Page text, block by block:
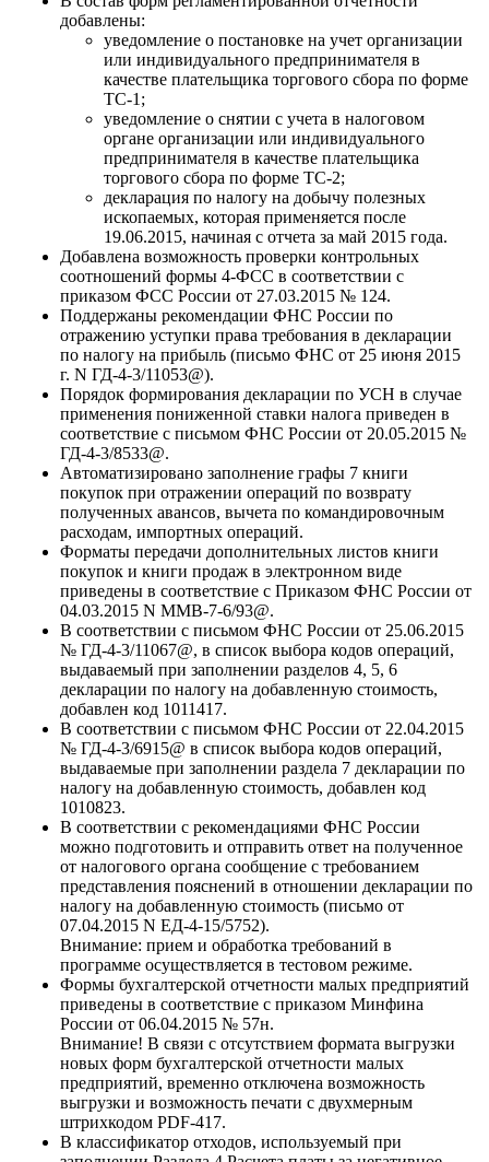
добавлены:
уведомление о постановке на учет организации
или индивидуального предпринимателя в
качестве плательщика торгового сбора по форме
ТС-1;
уведомление о снятии с учета в налоговом
органе организации или индивидуального
предпринимателя в качестве плательщика
торгового сбора по форме ТС-2;
декларация по налогу на добычу полезных
ископаемых, которая применяется после
19.06.2015, начиная с отчета за май 2015 года.
Добавлена возможность проверки контрольных
соотношений формы 4-ФСС в соответствии с
приказом ФСС России от 27.03.2015 № 124.
Поддержаны рекомендации ФНС России по
отражению уступки права требования в декларации
по налогу на прибыль (письмо ФНС от 25 июня 2015
г. N ГД-4-3/11053@).
Порядок формирования декларации по УСН в случае
применения пониженной ставки налога приведен в
соответствие с письмом ФНС России от 20.05.2015 №
ГД-4-3/8533@.
Автоматизировано заполнение графы 7 книги
покупок при отражении операций по возврату
полученных авансов, вычета по командировочным
расходам, импортных операций.
Форматы передачи дополнительных листов книги
покупок и книги продаж в электронном виде
приведены в соответствие с Приказом ФНС России от
04.03.2015 N ММВ-7-6/93@.
В соответствии с письмом ФНС России от 25.06.2015
№ ГД-4-3/11067@, в список выбора кодов операций,
выдаваемый при заполнении разделов 4, 5, 6
декларации по налогу на добавленную стоимость,
добавлен код 1011417.
В соответствии с письмом ФНС России от 22.04.2015
№ ГД-4-3/6915@ в список выбора кодов операций,
выдаваемые при заполнении раздела 7 декларации по
налогу на добавленную стоимость, добавлен код
1010823.
В соответствии с рекомендациями ФНС России
можно подготовить и отправить ответ на полученное
от налогового органа сообщение с требованием
представления пояснений в отношении декларации по
налогу на добавленную стоимость (письмо от
07.04.2015 N ЕД-4-15/5752).
Внимание: прием и обработка требований в
программе осуществляется в тестовом режиме.
Формы бухгалтерской отчетности малых предприятий
приведены в соответствие с приказом Минфина
России от 06.04.2015 № 57н.
Внимание! В связи с отсутствием формата выгрузки
новых форм бухгалтерской отчетности малых
предприятий, временно отключена возможность
выгрузки и возможность печати с двухмерным
штрихкодом PDF-417.
В классификатор отходов, используемый при